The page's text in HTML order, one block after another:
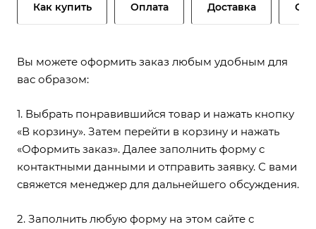
Как купить Оплата Доставка
Вы можете оформить заказ любым удобным для
вас образом:
1. Выбрать понравившийся товар и нажать кнопку
«В корзину». Затем перейти в корзину и нажать
«Оформить заказ». Далее заполнить форму с
контактными данными и отправить заявку. С вами
свяжется менеджер для дальнейшего обсуждения.
2. Заполнить любую форму на этом сайте с